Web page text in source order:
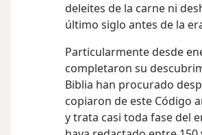
deleites de la carne ni
último siglo antes de la
Particularmente desde
completaron su
Biblia han procurado
copiaron de este Código
y trata casi toda fase del